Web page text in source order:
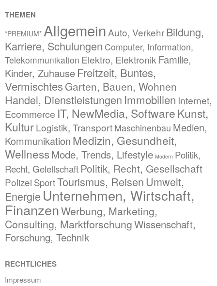
THEMEN
*PREMIUM* Allgemein Auto, VerkehrBildung,
Karriere, Schulungen Computer, Information,
Telekommunikation Elektro, Elektronik Familie,
Kinder, Zuhause Freitzeit, Buntes,
Vermischtes Garten, Bauen, Wohnen
Handel, Dienstleistungen Immobilien Internet,
Ecommerce IT, NewMedia, SoftwareKunst,
KulturLogistik, TransportMaschinenbau Medien,
Kommunikation Medizin, Gesundheit,
WellnessMode, Trends, Lifestyle Modern Politik,
Recht, Gelellschaft Politik, Recht, Gesellschaft
Polizei SportTourismus, Reisen Umwelt,
Energie Unternehmen, Wirtschaft,
FinanzenWerbung, Marketing,
Consulting, MarktforschungWissenschaft,
Forschung, Technik
RECHTLICHES
Impressum